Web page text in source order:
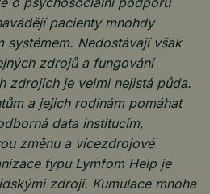
pacienty mnohdy
Nedostávají však
zdrojů a fungování
zdrojích je velmi nejistá půda.
a jejich rodinám pomáhat
data institucím,
změnu a vícezdrojové
typu Lymfom Help je
zdroji. Kumulace mnoha